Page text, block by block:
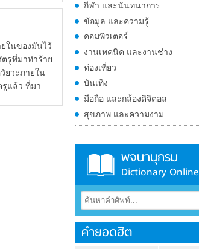
ในของมันไว้
รูที่มาทำร้าย
ยวะภายใน
รูแล้ว ที่มา
กีฬา และนันทนาการ
ข้อมูล และความรู้
คอมพิวเตอร์
งานเทคนิค และงานช่าง
ท่องเที่ยว
บันเทิง
มือถือ และกล้องดิจิตอล
สุขภาพ และความงาม
พจนานุกรม
Dictionary Online
คำยอดฮิต